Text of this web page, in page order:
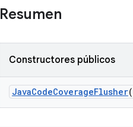
Resumen
Constructores públicos
JavaCodeCoverageFlusher(